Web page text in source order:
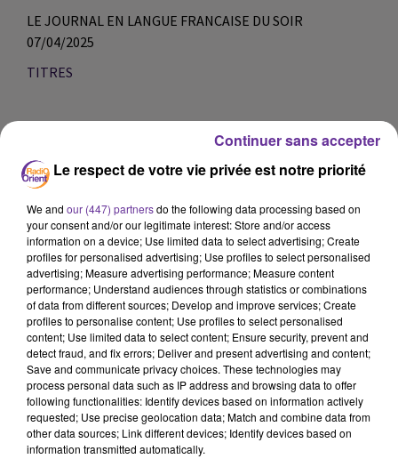
LE JOURNAL EN LANGUE FRANCAISE DU SOIR
07/04/2025
TITRES
Depuis le Caire, en Égypte, Emmanuel Macron a annoncé
populations et à toute annexion de Gaza comme de la
apporté son soutien au plan arabe pour Gaza et a rejeté
tout rôle futur du Hamas dans l'enclave.
L'Algérie a exprimé sa "consternation" après l'annonce
par le Mali, le Niger et le Burkina Faso du rappel de leurs
ambassadeurs à Alger, dénonçant des "allégations
mensongères" de la part des trois pays qui l'ont accusée
d'avoir abattu un drone malien.
L'Union européenne est prête à utiliser "tous les outils"
à sa disposition pour défendre ses intérêts commerciaux
face à l'offensive des Etats-Unis, a assuré le commissaire
Le respect de votre vie privée est notre priorité
We and our (447) partnersdo the following data processing based on
your consent and/or our legitimate interest: Store and/or access
information on a device; Use limited data to select advertising; Create
profiles for personalised advertising; Use profiles to select personalised
advertising; Measure advertising performance; Measure content
performance; Understand audiences through statistics or combinations
of data from different sources; Develop and improve services; Create
profiles to personalise content; Use profiles to select personalised
content; Use limited data to select content; Ensure security, prevent and
detect fraud, and fix errors; Deliver and present advertising and content;
Save and communicate privacy choices. These technologies may
process personal data such as IP address and browsing data to offer
following functionalities: Identify devices based on information actively
requested; Use precise geolocation data; Match and combine data from
other data sources; Link different devices; Identify devices based on
information transmitted automatically.
Continuer sans accepter